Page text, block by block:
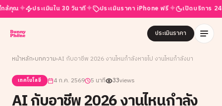
✦ ประเมินใน 30 วินาที✦ ประเมินราคา iPhone ฟรี✦ เปิดบริการ 24 ชั่วโมง
ประเมินราคา
หน้าหลัก›บทความ›AI กับอาชีพ 2026 งานไหนกำลังหายไป งานไหนกำลังมา
เทคโนโลยี 4 ก.ค. 2569 5 นาที 33views